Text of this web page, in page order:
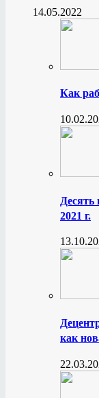
14.05.2022
Как
Десять
2021 г.
как